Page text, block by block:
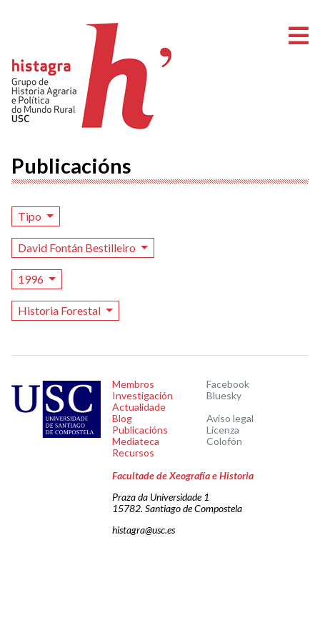
Publicacións
Tipo
David Fontán Bestilleiro
1996
Historia Forestal
Membros
Investigación
Actualidade
Blog
Publicacións
Mediateca
Recursos
Facebook
Bluesky
Aviso legal
Licenza
Colofón
Facultade de Xeografía e Historia
Praza da Universidade 1
15782. Santiago de Compostela
histagra@usc.es